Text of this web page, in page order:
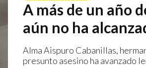
A más de un año
aún no ha
Alma Aispuro Cabanillas,
presunto asesino ha avanzado